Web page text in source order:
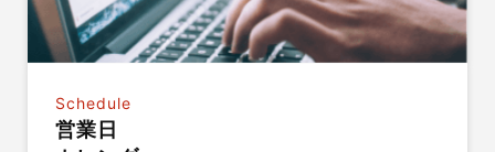
Schedule
営業日